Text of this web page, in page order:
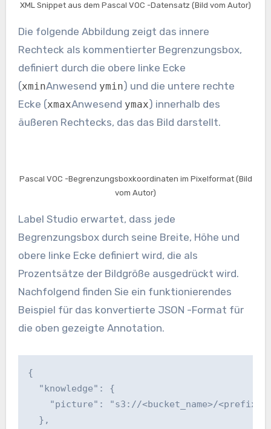
XML Snippet aus dem Pascal VOC -Datensatz (Bild vom Autor)
Die folgende Abbildung zeigt das innere
Rechteck als kommentierter Begrenzungsbox,
definiert durch die obere linke Ecke
(xminAnwesend ymin) und die untere rechte
Ecke (xmaxAnwesend ymax) innerhalb des
äußeren Rechtecks, das das Bild darstellt.
Pascal VOC -Begrenzungsboxkoordinaten im Pixelformat (Bild
vom Autor)
Label Studio erwartet, dass jede
Begrenzungsbox durch seine Breite, Höhe und
obere linke Ecke definiert wird, die als
Prozentsätze der Bildgröße ausgedrückt wird.
Nachfolgend finden Sie ein funktionierendes
Beispiel für das konvertierte JSON -Format für
die oben gezeigte Annotation.
{
  "knowledge": {
"picture": "s3://<bucket_name>/<prefix>/
  },